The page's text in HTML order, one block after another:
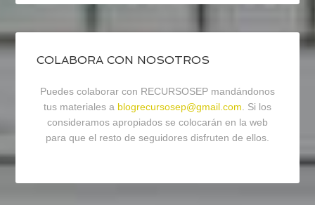
COLABORA CON NOSOTROS
Puedes colaborar con RECURSOSEP mandándonos
tus materiales a blogrecursosep@gmail.com. Si los
consideramos apropiados se colocarán en la web
para que el resto de seguidores disfruten de ellos.